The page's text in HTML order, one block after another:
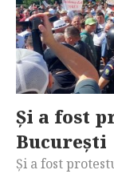
Și a fost
București
Și a fost